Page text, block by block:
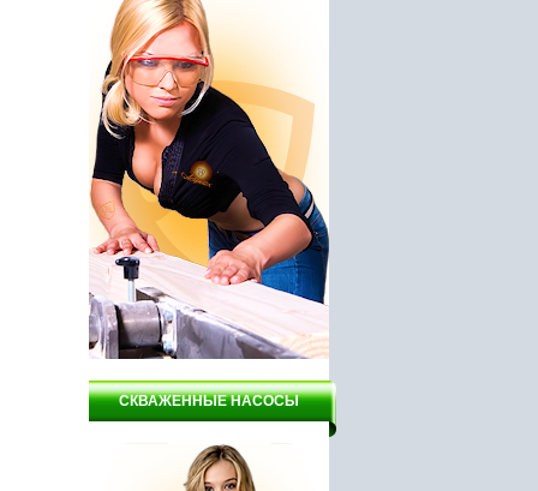
Заточной станок DELTA
СКВАЖЕННЫЕ НАСОСЫ